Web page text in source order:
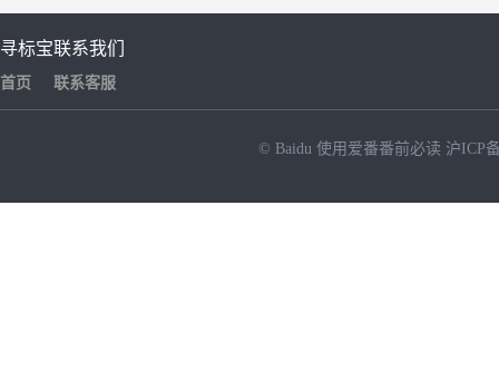
寻标宝
首页
联系我们
联系客服
© Baidu 使用爱番番前必读 沪ICP